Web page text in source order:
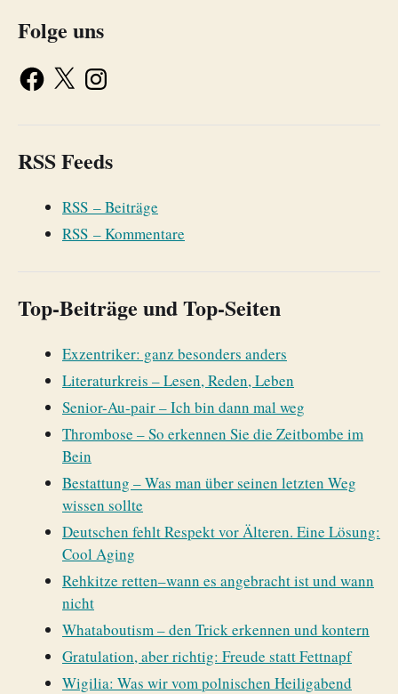
Folge uns
RSS Feeds
RSS – Beiträge
RSS – Kommentare
Top-Beiträge und Top-Seiten
Exzentriker: ganz besonders anders
Literaturkreis – Lesen, Reden, Leben
Senior-Au-pair – Ich bin dann mal weg
Thrombose – So erkennen Sie die Zeitbombe im
Bein
Bestattung – Was man über seinen letzten Weg
wissen sollte
Deutschen fehlt Respekt vor Älteren. Eine Lösung:
Cool Aging
Rehkitze retten–wann es angebracht ist und wann
nicht
Whataboutism – den Trick erkennen und kontern
Gratulation, aber richtig: Freude statt Fettnapf
Wigilia: Was wir vom polnischen Heiligabend